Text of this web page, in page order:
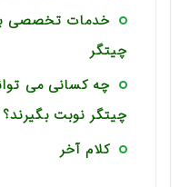
خدمات تخصصی
چیتگر
چه کسانی می
چیتگر نوبت بگیرند؟
کلام آخر